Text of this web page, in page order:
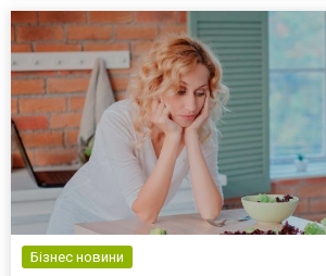
подготовиться к прощанию с умер...
Бізнес новини